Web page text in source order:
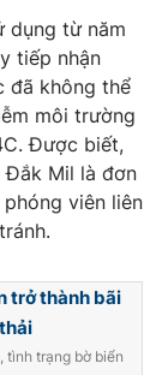
dụng từ năm
tiếp nhận
đã không thể
môi trường
Được biết,
Đắk Mil là đơn
viên liên
trở thành bãi
tình trạng bờ biển